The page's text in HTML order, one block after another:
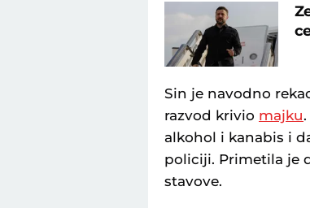
Sin je navodno
razvod krivio majku
alkohol i kanabis i
policiji. Primetila je
stavove.